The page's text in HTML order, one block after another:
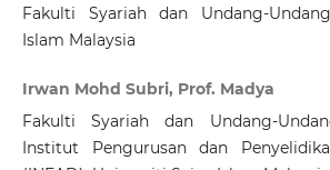
Fakulti Syariah dan Undang-
Islam Malaysia
Irwan Mohd Subri, Prof. Madya
Fakulti Syariah dan Undang-
Institut Pengurusan dan